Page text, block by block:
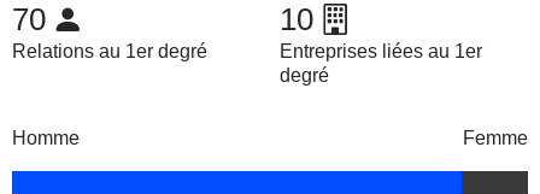
70
Relations au 1er degré
10
Entreprises liées au 1er
degré
Homme Femme